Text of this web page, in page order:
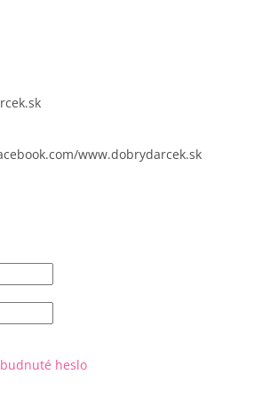
www.dobrydarcek.sk
heslo